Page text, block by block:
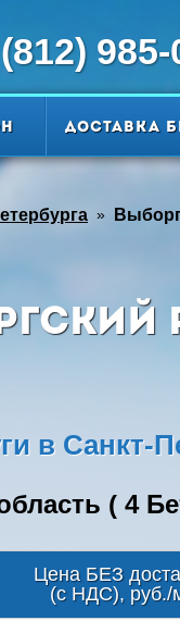
Доставка
»
в Санкт-
( 4
Цена БЕЗ
(с НДС), руб./